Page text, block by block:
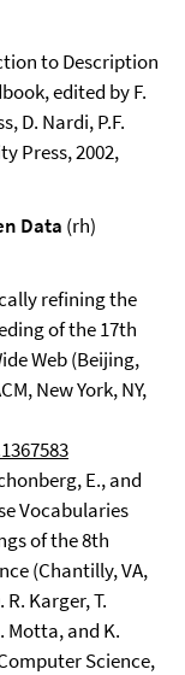
to Description
edited by F.
D. Nardi, P.F.
Press, 2002,
Data (rh)
refining the
of the 17th
Web (Beijing,
New York, NY,
E., and
Vocabularies
of the 8th
(Chantilly, VA,
Karger, T.
Motta, and K.
Science,